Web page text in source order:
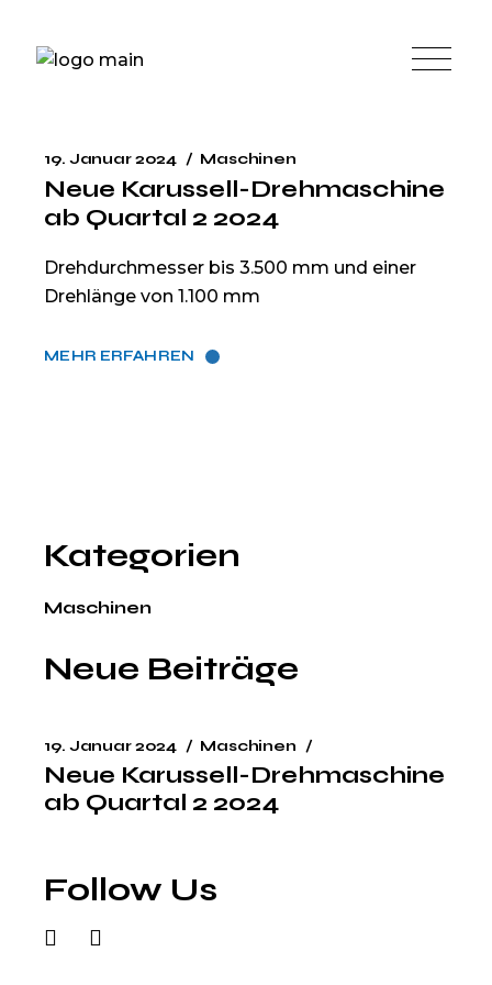
19. Januar 2024 Maschinen
Neue Karussell-Drehmaschine
ab Quartal 2 2024
Drehdurchmesser bis 3.500 mm und einer
Drehlänge von 1.100 mm
MEHR ERFAHREN
Kategorien
Maschinen
Neue Beiträge
19. Januar 2024 Maschinen
Neue Karussell-Drehmaschine
ab Quartal 2 2024
Follow Us